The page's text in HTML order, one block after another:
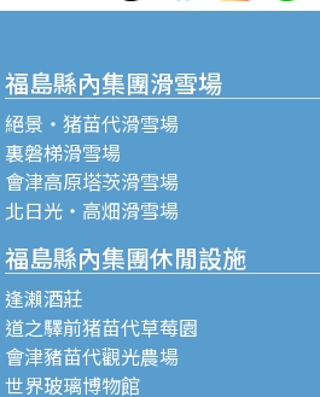
福島縣內集團滑雪場
絕景・猪苗代滑雪場
裏磐梯滑雪場
會津高原塔茨滑雪場
北日光・高畑滑雪場
福島縣內集團休閒設施
逢瀨酒莊
道之驛前猪苗代草莓園
會津豬苗代觀光農場
世界玻璃博物館